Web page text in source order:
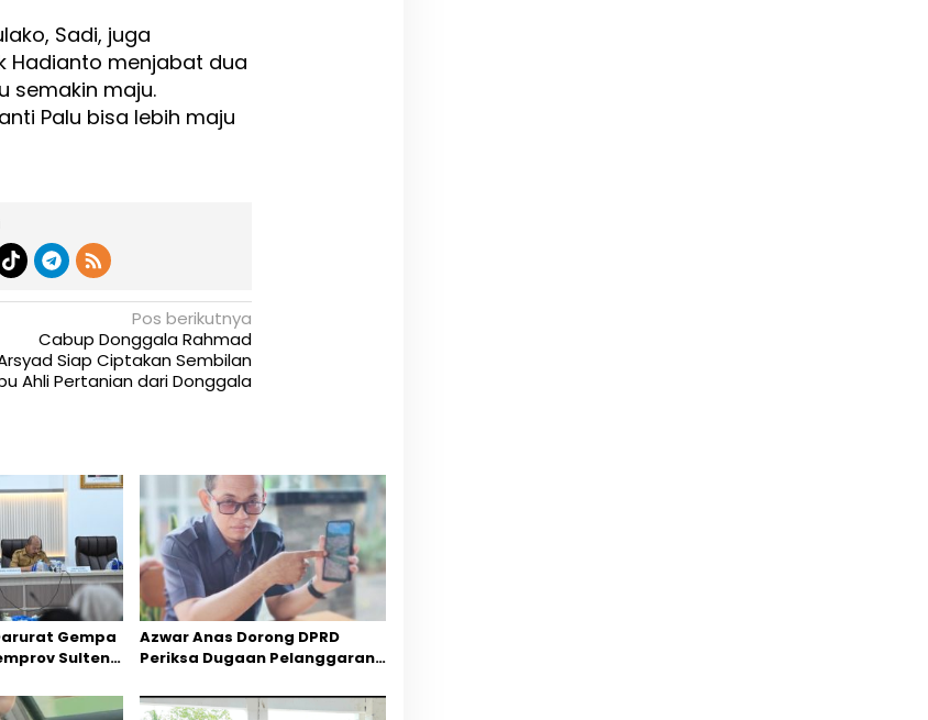
Sadi, juga
Hadianto menjabat dua
semakin maju.
Palu bisa lebih maju
Pos berikutnya
Cabup Donggala Rahmad
Siap Ciptakan Sembilan
Ahli Pertanian dari Donggala
Gempa
Sulteng
Azwar Anas Dorong DPRD
Periksa Dugaan Pelanggaran
CPM